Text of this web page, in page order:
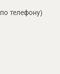
телефону)